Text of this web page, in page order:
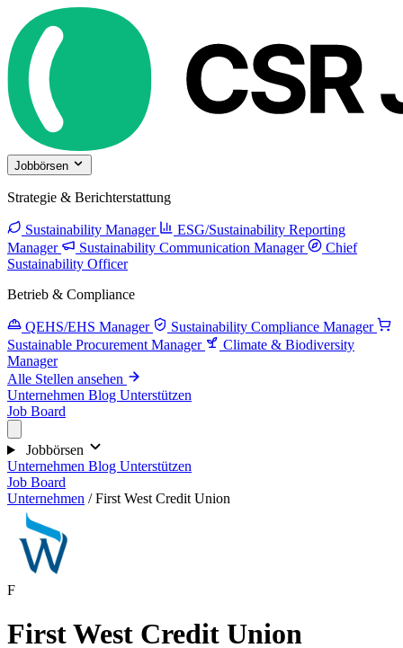
Jobbörsen
Strategie & Berichterstattung
Sustainability Manager
ESG/Sustainability Reporting
Manager
Sustainability Communication Manager
Chief
Sustainability Officer
Betrieb & Compliance
QEHS/EHS Manager
Sustainability Compliance Manager
Sustainable Procurement Manager
Climate & Biodiversity
Manager
Alle Stellen ansehen
Unternehmen Blog Unterstützen
Job Board
Jobbörsen
Unternehmen Blog Unterstützen
Job Board
Unternehmen / First West Credit Union
F
First West Credit Union